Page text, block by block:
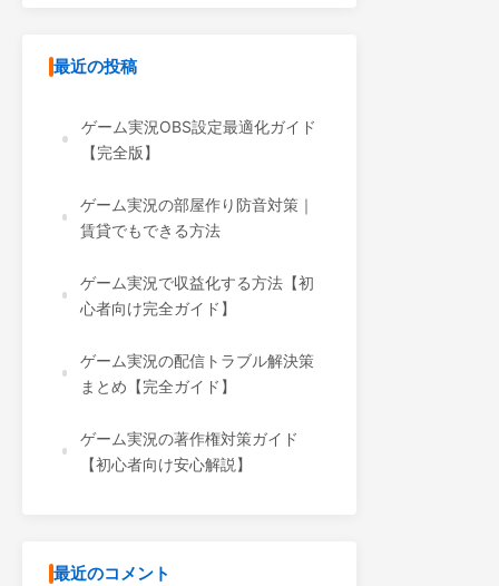
最近の投稿
ゲーム実況OBS設定最適化ガイド
【完全版】
ゲーム実況の部屋作り防音対策｜
賃貸でもできる方法
ゲーム実況で収益化する方法【初
心者向け完全ガイド】
ゲーム実況の配信トラブル解決策
まとめ【完全ガイド】
ゲーム実況の著作権対策ガイド
【初心者向け安心解説】
最近のコメント